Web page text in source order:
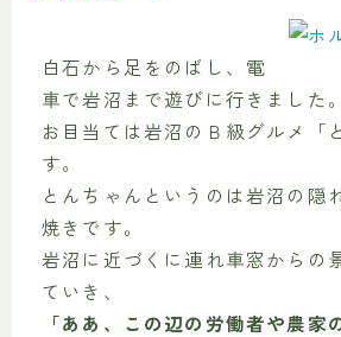
白石から足をのばし、電
車で岩沼まで遊びに行きました。
お目当ては岩沼のＢ級グルメ「
す。
とんちゃんというのは岩沼の隠
焼きです。
岩沼に近づくに連れ車窓からの
ていき、
「ああ、この辺の労働者や農家